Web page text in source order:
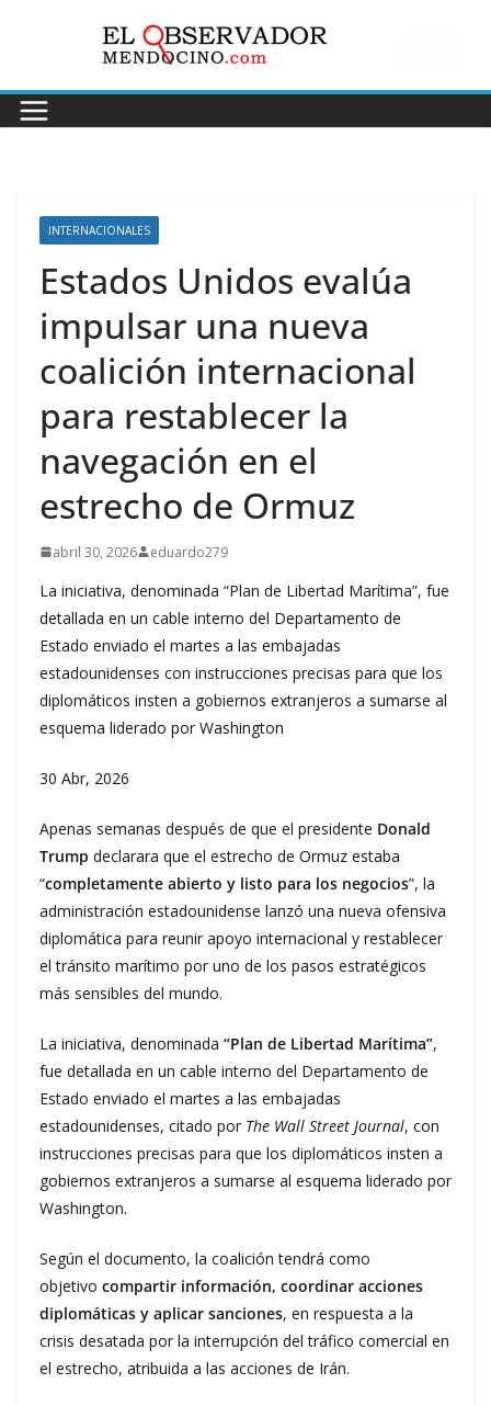
INTERNACIONALES
Estados Unidos evalúa
impulsar una nueva
coalición internacional
para restablecer la
navegación en el
estrecho de Ormuz
abril 30, 2026 eduardo279
La iniciativa, denominada “Plan de Libertad Marítima”, fue
detallada en un cable interno del Departamento de
Estado enviado el martes a las embajadas
estadounidenses con instrucciones precisas para que los
diplomáticos insten a gobiernos extranjeros a sumarse al
esquema liderado por Washington
30 Abr, 2026
Apenas semanas después de que el presidente Donald
Trump declarara que el estrecho de Ormuz estaba
“completamente abierto y listo para los negocios”, la
administración estadounidense lanzó una nueva ofensiva
diplomática para reunir apoyo internacional y restablecer
el tránsito marítimo por uno de los pasos estratégicos
más sensibles del mundo.
La iniciativa, denominada “Plan de Libertad Marítima”,
fue detallada en un cable interno del Departamento de
Estado enviado el martes a las embajadas
estadounidenses, citado por The Wall Street Journal, con
instrucciones precisas para que los diplomáticos insten a
gobiernos extranjeros a sumarse al esquema liderado por
Washington.
Según el documento, la coalición tendrá como
objetivo compartir información, coordinar acciones
diplomáticas y aplicar sanciones, en respuesta a la
crisis desatada por la interrupción del tráfico comercial en
el estrecho, atribuida a las acciones de Irán.